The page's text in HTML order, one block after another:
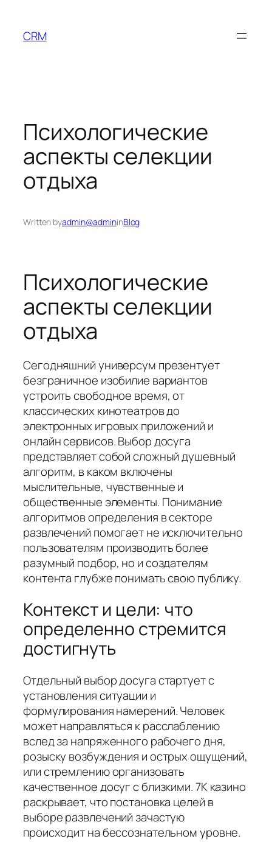
content
CRM
Психологические
аспекты селекции
отдыха
Written byadmin@admininBlog
Психологические
аспекты селекции
отдыха
Сегодняшний универсум презентует
безграничное изобилие вариантов
устроить свободное время, от
классических кинотеатров до
электронных игровых приложений и
онлайн сервисов. Выбор досуга
представляет собой сложный душевный
алгоритм, в каком включены
мыслительные, чувственные и
общественные элементы. Понимание
алгоритмов определения в секторе
развлечений помогает не исключительно
пользователям производить более
разумный подбор, но и создателям
контента глубже понимать свою публику.
Контекст и цели: что
определенно стремится
достигнуть
Отдельный выбор досуга стартует с
установления ситуации и
формулирования намерений. Человек
может направляться к расслаблению
вслед за напряженного рабочего дня,
розыску возбуждения и острых ощущений,
или стремлению организовать
качественное досуг с близкими. 7К казино
раскрывает, что постановка целей в
выборе развлечений зачастую
происходит на бессознательном уровне.